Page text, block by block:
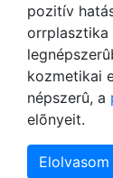
pozitív
orrplasztika
kozmetikai
népszerû, a
elõnyeit.